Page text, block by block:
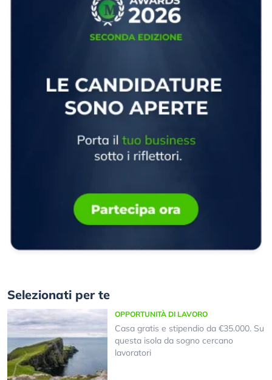
Selezionati per te
OPPORTUNITÀ DI LAVORO
Casa gratis e stipendio da €35.000. Su
questa isola da sogno cercano
lavoratori